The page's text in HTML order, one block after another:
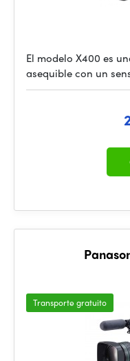
El modelo X400 es
asequible con un
Transporte gratuito